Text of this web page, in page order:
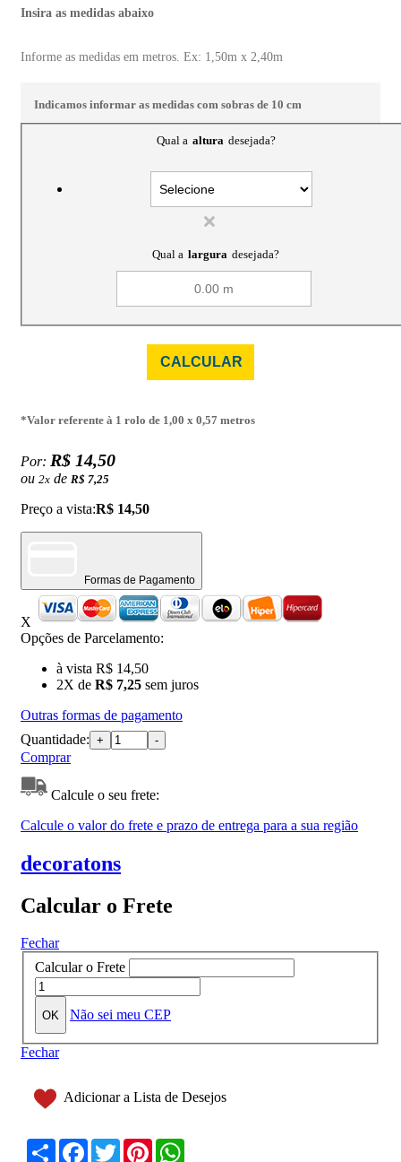
Insira as medidas abaixo
Informe as medidas em metros. Ex: 1,50m x 2,40m
Indicamos informar as medidas com sobras de 10 cm
Qual a altura desejada?
Qual a largura desejada?
CALCULAR
*Valor referente à 1 rolo de 1,00 x 0,57 metros
Por: R$ 14,50
ou 2x de R$ 7,25
Preço a vista:R$ 14,50
Formas de Pagamento
X
Opções de Parcelamento:
à vista R$ 14,50
2X de R$ 7,25 sem juros
Outras formas de pagamento
Quantidade: + -
Comprar
Calcule o seu frete:
Calcule o valor do frete e prazo de entrega para a sua região
decoratons
Calcular o Frete
Fechar
Calcular o Frete
Não sei meu CEP
Fechar
Adicionar a Lista de Desejos
Share Facebook
TwitterPinterest